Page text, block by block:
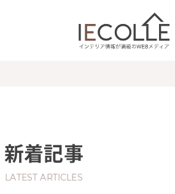
新着記事
LATEST ARTICLES